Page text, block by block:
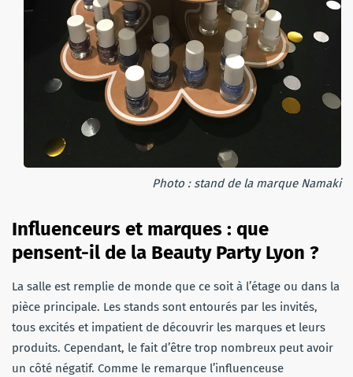
Photo : stand de la marque Namaki
Influenceurs et marques : que
pensent-il de la Beauty Party Lyon ?
La salle est remplie de monde que ce soit à l’étage ou dans la
pièce principale. Les stands sont entourés par les invités,
tous excités et impatient de découvrir les marques et leurs
produits. Cependant, le fait d’être trop nombreux peut avoir
un côté négatif. Comme le remarque l’influenceuse